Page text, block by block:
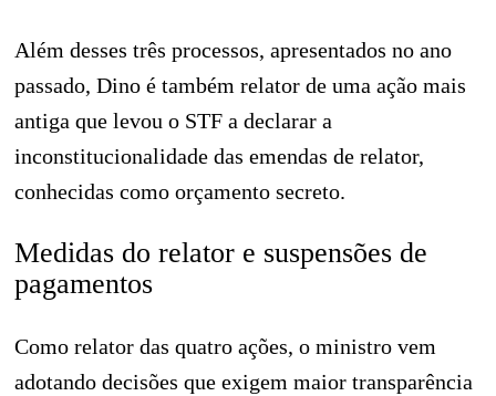
Além desses três processos, apresentados no ano
passado, Dino é também relator de uma ação mais
antiga que levou o STF a declarar a
inconstitucionalidade das emendas de relator,
conhecidas como orçamento secreto.
Medidas do relator e suspensões de
pagamentos
Como relator das quatro ações, o ministro vem
adotando decisões que exigem maior transparência